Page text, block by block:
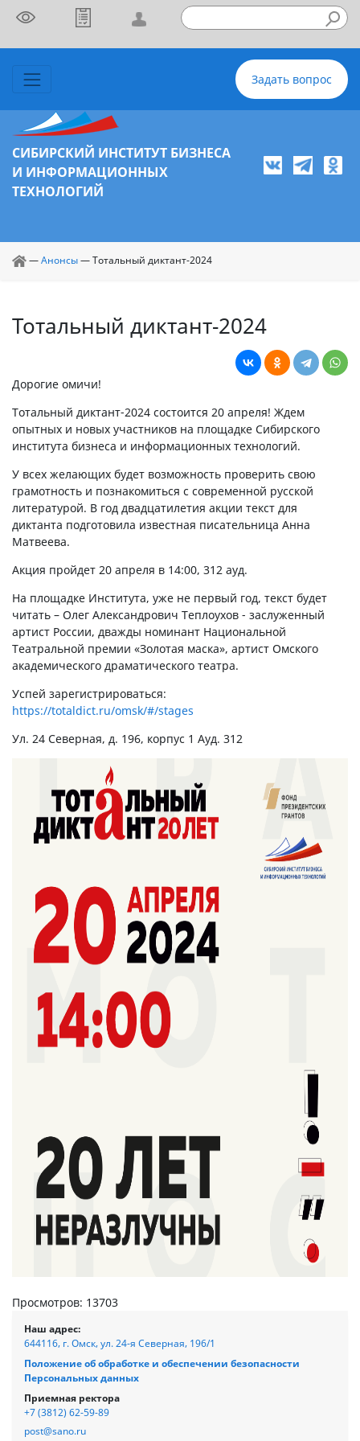
Задать вопрос
СИБИРСКИЙ ИНСТИТУТ БИЗНЕСА
И ИНФОРМАЦИОННЫХ
ТЕХНОЛОГИЙ
—Анонсы—Тотальный диктант-2024
Тотальный диктант-2024
Дорогие омичи!
Тотальный диктант-2024 состоится 20 апреля! Ждем
опытных и новых участников на площадке Сибирского
института бизнеса и информационных технологий.
У всех желающих будет возможность проверить свою
грамотность и познакомиться с современной русской
литературой. В год двадцатилетия акции текст для
диктанта подготовила известная писательница Анна
Матвеева.
Акция пройдет 20 апреля в 14:00, 312 ауд.
На площадке Института, уже не первый год, текст будет
читать – Олег Александрович Теплоухов - заслуженный
артист России, дважды номинант Национальной
Театральной премии «Золотая маска», артист Омского
академического драматического театра.
Успей зарегистрироваться:
https://totaldict.ru/omsk/#/stages
Ул. 24 Северная, д. 196, корпус 1 Ауд. 312
Просмотров: 13703
Наш адрес:
644116, г. Омск, ул. 24-я Северная, 196/1
Положение об обработке и обеспечении безопасности
Персональных данных
Приемная ректора
+7 (3812) 62-59-89
post@sano.ru